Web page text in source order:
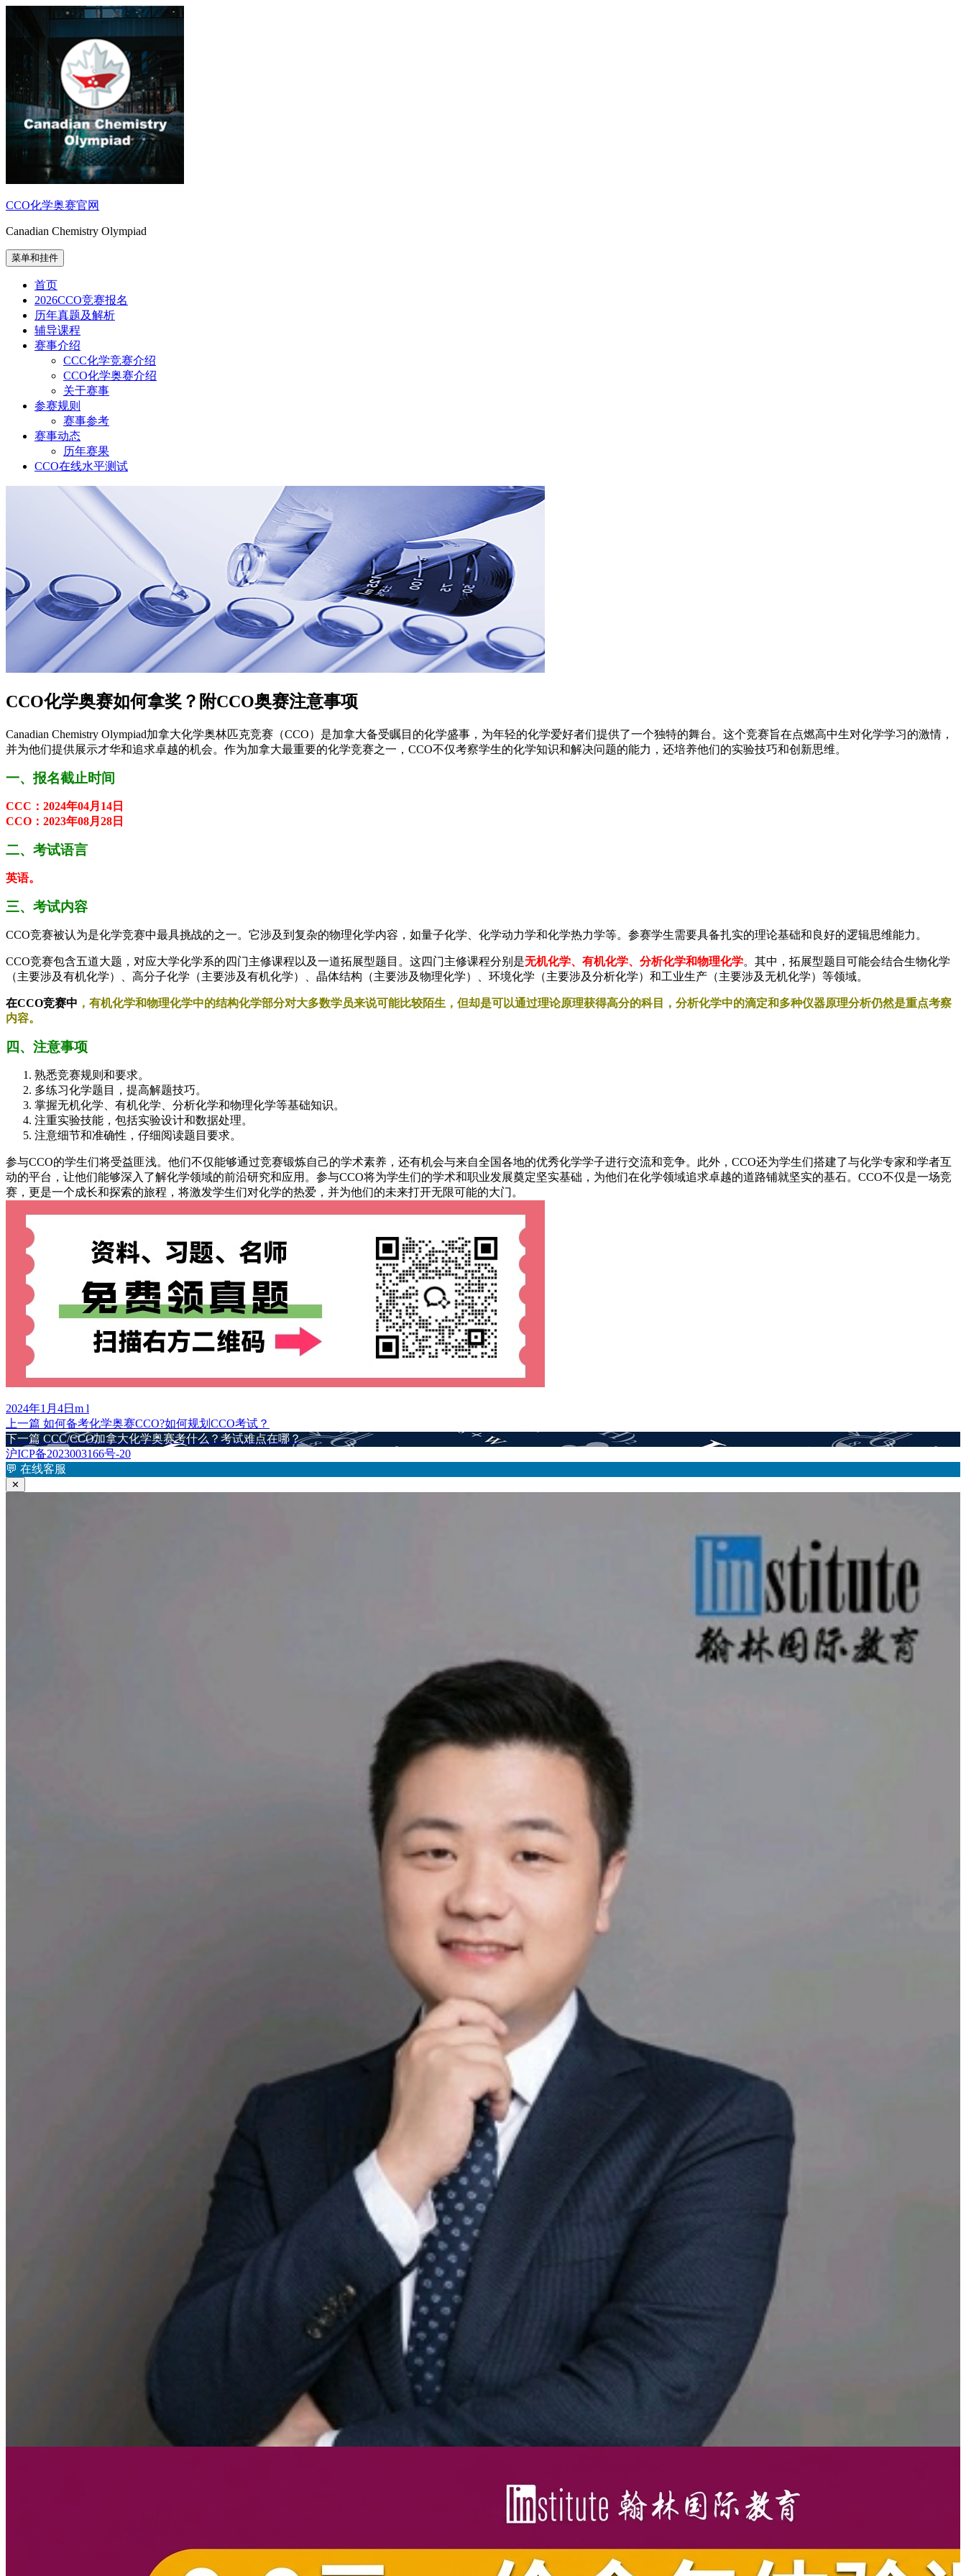
CCO化学奥赛官网
Canadian Chemistry Olympiad
菜单和挂件
首页
2026CCO竞赛报名
历年真题及解析
辅导课程
赛事介绍
CCC化学竞赛介绍
CCO化学奥赛介绍
关于赛事
参赛规则
赛事参考
赛事动态
历年赛果
CCO在线水平测试
CCO化学奥赛如何拿奖？附CCO奥赛注意事项
Canadian Chemistry Olympiad加拿大化学奥林匹克竞赛（CCO）是加拿大备受瞩目的化学盛事，为年轻的化学爱好者们提供了一个独特的舞台。这个竞赛旨在点燃高中生对化学学习的激情，
并为他们提供展示才华和追求卓越的机会。作为加拿大最重要的化学竞赛之一，CCO不仅考察学生的化学知识和解决问题的能力，还培养他们的实验技巧和创新思维。
一、报名截止时间
CCC：2024年04月14日
CCO：2023年08月28日
二、考试语言
英语。
三、考试内容
CCO竞赛被认为是化学竞赛中最具挑战的之一。它涉及到复杂的物理化学内容，如量子化学、化学动力学和化学热力学等。参赛学生需要具备扎实的理论基础和良好的逻辑思维能力。
CCO竞赛包含五道大题，对应大学化学系的四门主修课程以及一道拓展型题目。这四门主修课程分别是无机化学、有机化学、分析化学和物理化学。其中，拓展型题目可能会结合生物化学
（主要涉及有机化学）、高分子化学（主要涉及有机化学）、晶体结构（主要涉及物理化学）、环境化学（主要涉及分析化学）和工业生产（主要涉及无机化学）等领域。
在CCO竞赛中 ，有机化学和物理化学中的结构化学部分对大多数学员来说可能比较陌生，但却是可以通过理论原理获得高分的科目，分析化学中的滴定和多种仪器原理分析仍然是重点考察
内容。
四、注意事项
熟悉竞赛规则和要求。
多练习化学题目，提高解题技巧。
掌握无机化学、有机化学、分析化学和物理化学等基础知识。
注重实验技能，包括实验设计和数据处理。
注意细节和准确性，仔细阅读题目要求。
参与CCO的学生们将受益匪浅。他们不仅能够通过竞赛锻炼自己的学术素养，还有机会与来自全国各地的优秀化学学子进行交流和竞争。此外，CCO还为学生们搭建了与化学专家和学者互
动的平台，让他们能够深入了解化学领域的前沿研究和应用。参与CCO将为学生们的学术和职业发展奠定坚实基础，为他们在化学领域追求卓越的道路铺就坚实的基石。CCO不仅是一场竞
赛，更是一个成长和探索的旅程，将激发学生们对化学的热爱，并为他们的未来打开无限可能的大门。
发
布
于
2024年1月4日 作
者
m l
文
章
导
航
上一篇 上
篇
文
章：
如何备考化学奥赛CCO?如何规划CCO考试？
下一篇 下
篇
文
CCC/CCO加拿大化学奥赛考什么？考试难点在哪？
沪ICP备2023003166号-20
💬 在线客服
✕